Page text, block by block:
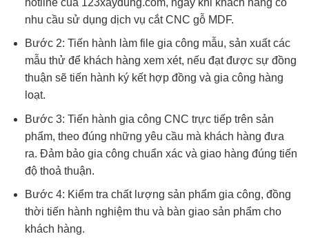
nhu cầu sử dụng dịch vụ cắt CNC gỗ MDF.
Bước 2: Tiến hành làm file gia công mẫu, sản xuất các
mẫu thử để khách hàng xem xét, nếu đạt được sự đồng
thuận sẽ tiến hành ký kết hợp đồng và gia công hàng
loạt.
Bước 3: Tiến hành gia công CNC trực tiếp trên sản
phẩm, theo đúng những yêu cầu mà khách hàng đưa
ra. Đảm bảo gia công chuẩn xác và giao hàng đúng tiến
độ thoả thuận.
Bước 4: Kiểm tra chất lượng sản phẩm gia công, đồng
thời tiến hành nghiệm thu và bàn giao sản phẩm cho
khách hàng.